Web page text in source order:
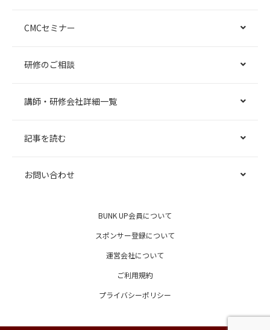
CMCセミナー
研修のご相談
講師・研修会社詳細一覧
記事を読む
お問い合わせ
BUNK UP会員について
スポンサー登録について
運営会社について
ご利用規約
プライバシーポリシー